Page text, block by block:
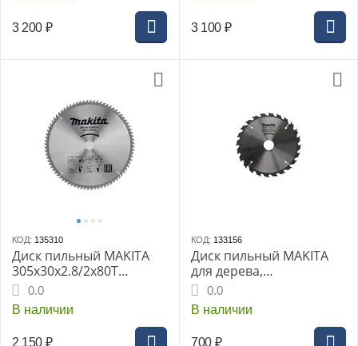
3 200 ₽ 3 100 ₽
КОД: 135310
Диск пильный MAKITA
305x30x2.8/2x80T
универсальный для
алюминия/дерева/
пластика
0.0
В наличии
2 150 ₽
КОД: 133156
Диск пильный MAKITA
для дерева,
185x30/20x2.2/1.4x24T
0.0
В наличии
700 ₽